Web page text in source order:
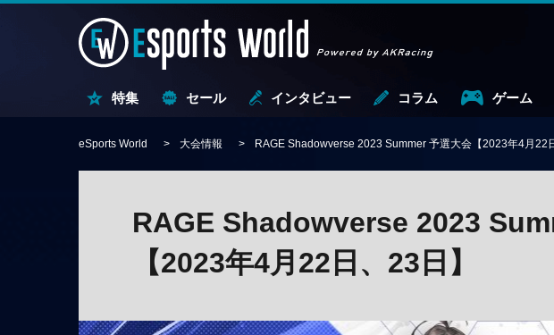
特集 セール インタビュー コラム ゲーム
eSports World 大会情報 RAGE Shadowverse 2023 Summer 予選大会【2023年4月22
RAGE Shadowverse 2023
【2023年4月22日、23日】